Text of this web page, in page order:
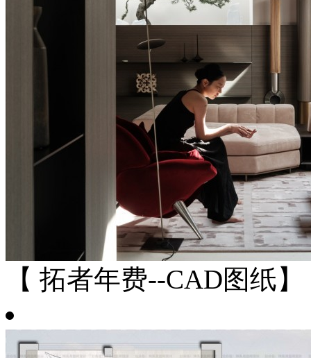
【 拓者年费--CAD图纸】